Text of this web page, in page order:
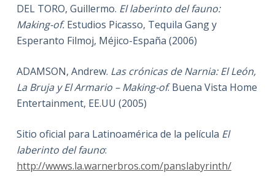
DEL TORO, Guillermo. El laberinto del fauno:
Making-of. Estudios Picasso, Tequila Gang y
Esperanto Filmoj, Méjico-España (2006)
ADAMSON, Andrew. Las crónicas de Narnia: El León,
La Bruja y El Armario – Making-of. Buena Vista Home
Entertainment, EE.UU (2005)
Sitio oficial para Latinoamérica de la película El
laberinto del fauno:
http://wwws.la.warnerbros.com/panslabyrinth/